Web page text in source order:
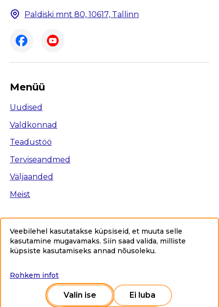
Paldiski mnt 80, 10617, Tallinn
Menüü
Uudised
Valdkonnad
Teadustöö
Terviseandmed
Väljaanded
Meist
Copyright © 2025 Tervise Arengu Instituut www.tai.ee.
Kõik õigused kaitstud.
Ligipääsetavus
Veebilehel kasutatakse küpsiseid, et muuta selle
kasutamine mugavamaks. Siin saad valida, milliste
küpsiste kasutamiseks annad nõusoleku.
Rohkem infot
Valin ise Ei luba